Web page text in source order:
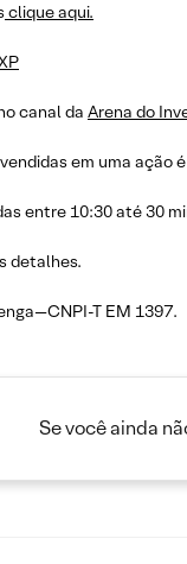
clique aqui.
canal da Arena do
em uma ação
entre 10:30 até 30
detalhes.
T EM 1397.
Se você ainda